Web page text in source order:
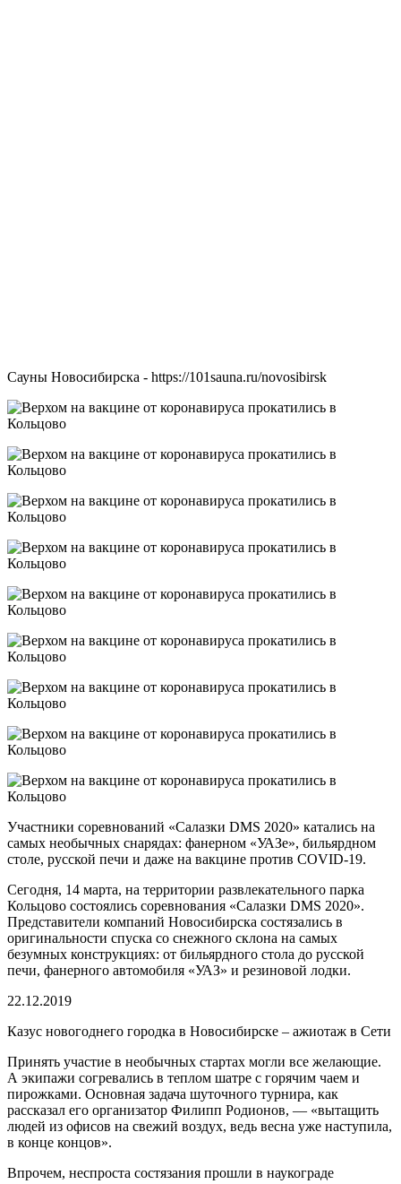
Сауны Новосибирска - https://101sauna.ru/novosibirsk
Участники соревнований «Салазки DMS 2020» катались на
самых необычных снарядах: фанерном «УАЗе», бильярдном
столе, русской печи и даже на вакцине против COVID-19.
Сегодня, 14 марта, на территории развлекательного парка
Кольцово состоялись соревнования «Салазки DMS 2020».
Представители компаний Новосибирска состязались в
оригинальности спуска со снежного склона на самых
безумных конструкциях: от бильярдного стола до русской
печи, фанерного автомобиля «УАЗ» и резиновой лодки.
22.12.2019
Казус новогоднего городка в Новосибирске – ажиотаж в Сети
Принять участие в необычных стартах могли все желающие.
А экипажи согревались в теплом шатре с горячим чаем и
пирожками. Основная задача шуточного турнира, как
рассказал его организатор Филипп Родионов, — «вытащить
людей из офисов на свежий воздух, ведь весна уже наступила,
в конце концов».
Впрочем, неспроста состязания прошли в наукограде